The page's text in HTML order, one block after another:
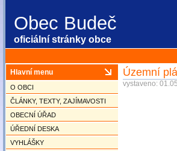
Obec Budeč
oficiální stránky obce
Územní
vystaveno:
Hlavní menu
O OBCI
ČLÁNKY, TEXTY, ZAJÍMAVOSTI
OBECNÍ ÚŘAD
ÚŘEDNÍ DESKA
VYHLÁŠKY